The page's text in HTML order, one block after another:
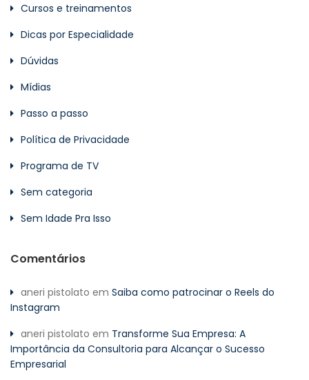
Cursos e treinamentos
Dicas por Especialidade
Dúvidas
Mídias
Passo a passo
Política de Privacidade
Programa de TV
Sem categoria
Sem Idade Pra Isso
Comentários
aneri pistolato em Saiba como patrocinar o Reels do
Instagram
aneri pistolato em Transforme Sua Empresa: A
Importância da Consultoria para Alcançar o Sucesso
Empresarial